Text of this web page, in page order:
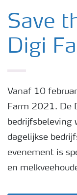
Nieuwsbrieven
Gewassen
Toolbox
Grow the future
Meststoffen
Save
Digi
Vanaf 10
Farm 2021. De
bedrijfsbeleving
dagelijkse
evenement is
en